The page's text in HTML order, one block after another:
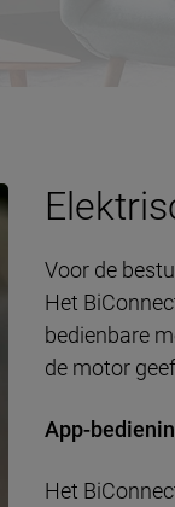
Voor de
Het
bedienbare
de motor
App-
Het